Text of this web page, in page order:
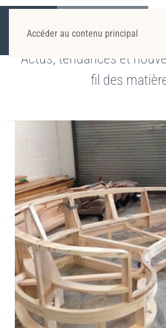
Accéder au contenu principal
Actus, tendances et
fil des